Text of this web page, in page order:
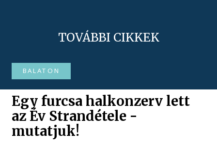
TOVÁBBI CIKKEK
BALATON
Egy furcsa halkonzerv lett
az Év Strandétele -
mutatjuk!